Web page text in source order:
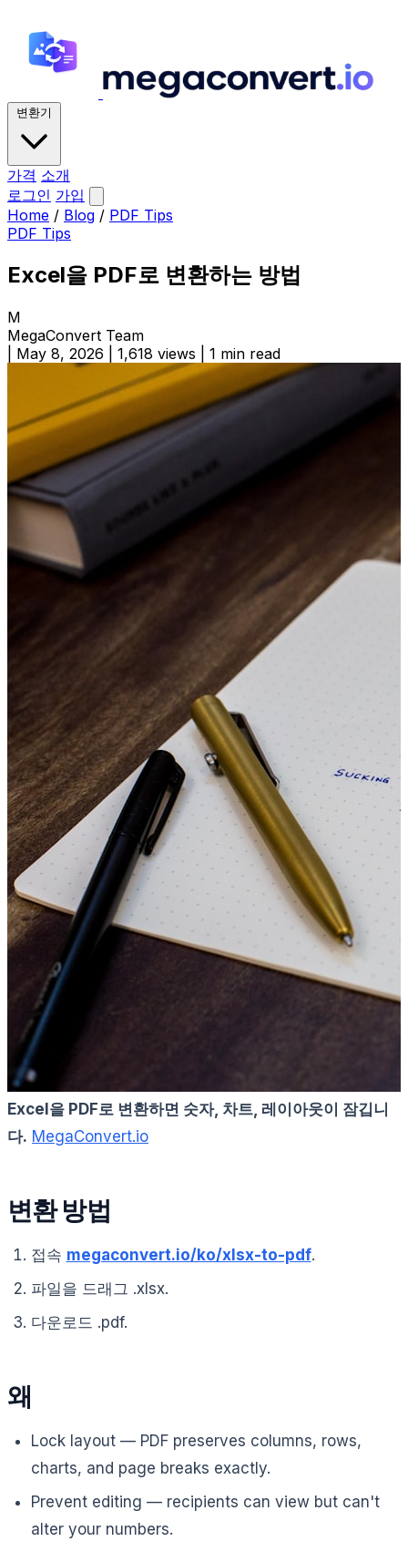
변환기
가격 소개
로그인 가입
Home / Blog / PDF Tips
PDF Tips
Excel을 PDF로 변환하는 방법
M
MegaConvert Team
May 8, 2026 1,618 views 1 min read
Excel을 PDF로 변환하면 숫자, 차트, 레이아웃이 잠깁니
다. MegaConvert.io
변환 방법
접속 megaconvert.io/ko/xlsx-to-pdf.
파일을 드래그 .xlsx.
다운로드 .pdf.
왜
Lock layout — PDF preserves columns, rows,
charts, and page breaks exactly.
Prevent editing — recipients can view but can't
alter your numbers.